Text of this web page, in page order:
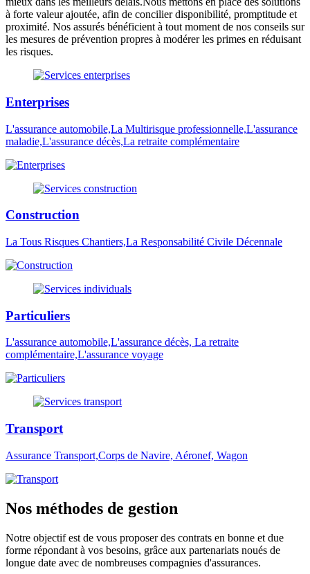
à forte valeur ajoutée, afin de concilier disponibilité, promptitude et
proximité. Nos assurés bénéficient à tout moment de nos conseils sur
les mesures de prévention propres à modérer les primes en réduisant
les risques.
Enterprises
L'assurance automobile,La Multirisque professionnelle,L'assurance
maladie,L'assurance décès,La retraite complémentaire
Construction
La Tous Risques Chantiers,La Responsabilité Civile Décennale
Particuliers
L'assurance automobile,L'assurance décès, La retraite
complémentaire,L'assurance voyage
Transport
Assurance Transport,Corps de Navire, Aéronef, Wagon
Nos méthodes de gestion
Notre objectif est de vous proposer des contrats en bonne et due
forme répondant à vos besoins, grâce aux partenariats noués de
longue date avec de nombreuses compagnies d'assurances.